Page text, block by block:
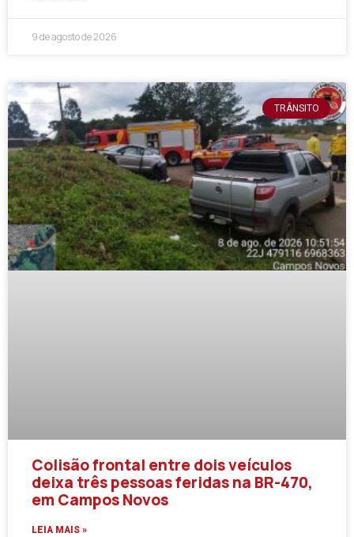
9 de agosto de 2026
TRÂNSITO
Colisão frontal entre dois veículos
deixa três pessoas feridas na BR-470,
em Campos Novos
LEIA MAIS »